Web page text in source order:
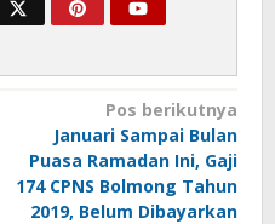
Pos berikutnya
Januari Sampai Bulan
Puasa Ramadan Ini, Gaji
174 CPNS Bolmong Tahun
2019, Belum Dibayarkan